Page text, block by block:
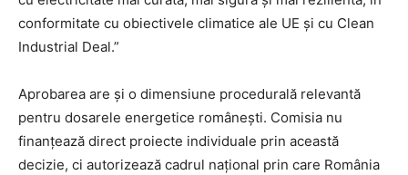
conformitate cu obiectivele climatice ale UE și cu Clean
Industrial Deal.”
Aprobarea are și o dimensiune procedurală relevantă
pentru dosarele energetice românești. Comisia nu
finanțează direct proiecte individuale prin această
decizie, ci autorizează cadrul național prin care România